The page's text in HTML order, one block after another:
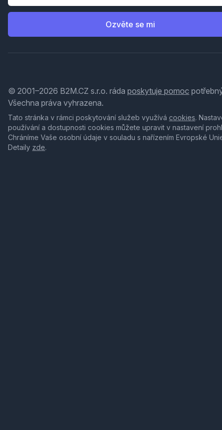
Ozvěte se mi
© 2001–2026 B2M.CZ s.r.o. ráda poskytuje pomoc
Všechna práva vyhrazena.
Tato stránka v rámci poskytování služeb využívá cookies.
používání a dostupnosti cookies můžete upravit v nastavení
Chráníme Vaše osobní údaje v souladu s nařízením Evropské
Detaily zde.